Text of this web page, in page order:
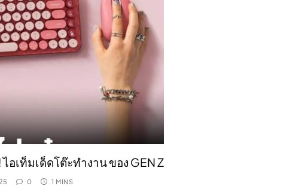
อเท็มเด็ดโต๊ะทำงาน ของ GEN Z
0 1 MINS